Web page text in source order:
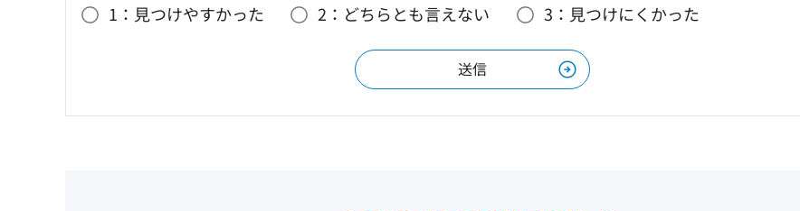
1：見つけやすかった
2：どちらとも言えない 3：見つけにくかった